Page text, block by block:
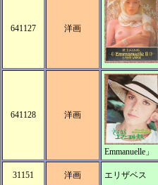
641127 洋画
641128 洋画
Emmanuelle」
31151 洋画 エリザベス